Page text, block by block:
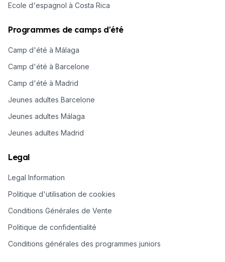
Ecole d'espagnol à Costa Rica
Programmes de camps d'été
Camp d'été à Málaga
Camp d'été à Barcelone
Camp d'été à Madrid
Jeunes adultes Barcelone
Jeunes adultes Málaga
Jeunes adultes Madrid
Legal
Legal Information
Politique d'utilisation de cookies
Conditions Générales de Vente
Politique de confidentialité
Conditions générales des programmes juniors